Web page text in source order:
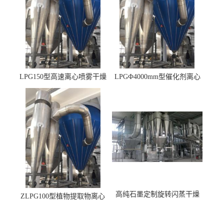
LPG150型高速离心喷雾干燥
机 φ2.85m
LPGФ4000mm型催化剂离心
ZLPG100型植物提取物离心
高纯石墨定制旋转闪蒸干燥